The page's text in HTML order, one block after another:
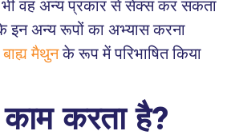
वह अन्य प्रकार से सेक्स कर सकता
इन अन्य रूपों का अभ्यास करना
बाह्य मैथुनके रूप में परिभाषित किया
करता है?